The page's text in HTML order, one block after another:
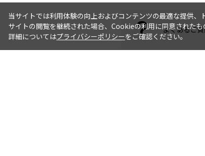
よくあるご
当サイトでは利用体験の向上およびコンテンツの最適な提供
サイトの閲覧を継続された場合、Cookieの利用に同意されたも
詳細についてはプライバシーポリシーをご確認ください。